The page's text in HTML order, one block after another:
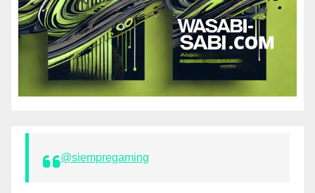
@siempregaming